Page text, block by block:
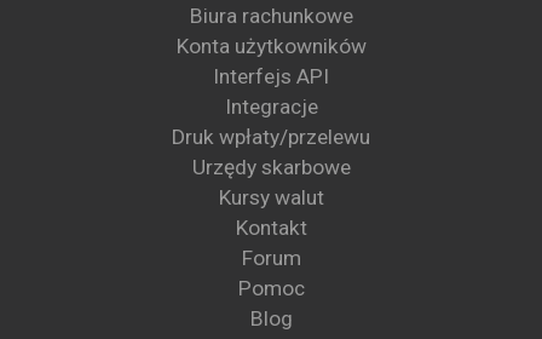
Biura rachunkowe
Konta użytkowników
Interfejs API
Integracje
Druk wpłaty/przelewu
Urzędy skarbowe
Kursy walut
Kontakt
Forum
Pomoc
Blog